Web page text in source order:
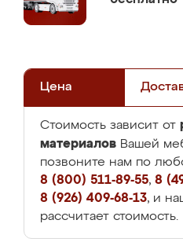
Цена
Стоимость зависит от
материалов Вашей
позвоните нам по
8 (800) 511-89-55, 8
8 (926) 409-68-13, и
рассчитает стоимость.